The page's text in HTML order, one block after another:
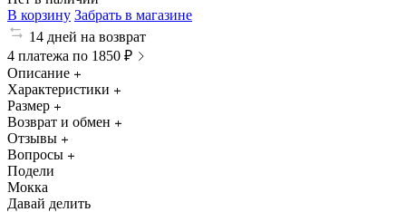
В корзину Забрать в магазине
14 дней на возврат
4 платежа по 1850 ₽
Описание
Характеристики
Размер
Возврат и обмен
Отзывы
Вопросы
Подели
Мокка
Давай делить